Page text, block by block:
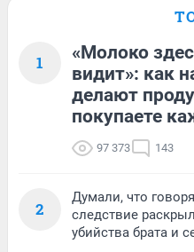
1
«Молоко
видит»: как
делают
покупаете
97 373 143
2
Думали, что
следствие
убийства брата и